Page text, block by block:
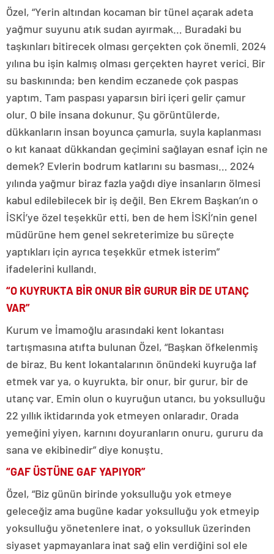
Özel, “Yerin altından kocaman bir tünel açarak adeta
yağmur suyunu atık sudan ayırmak… Buradaki bu
taşkınları bitirecek olması gerçekten çok önemli. 2024
yılına bu işin kalmış olması gerçekten hayret verici. Bir
su baskınında; ben kendim eczanede çok paspas
yaptım. Tam paspası yaparsın biri içeri gelir çamur
olur. O bile insana dokunur. Şu görüntülerde,
dükkanların insan boyunca çamurla, suyla kaplanması
o kıt kanaat dükkandan geçimini sağlayan esnaf için ne
demek? Evlerin bodrum katlarını su basması… 2024
yılında yağmur biraz fazla yağdı diye insanların ölmesi
kabul edilebilecek bir iş değil. Ben Ekrem Başkan’ın o
İSKİ’ye özel teşekkür etti, ben de hem İSKİ’nin genel
müdürüne hem genel sekreterimize bu süreçte
yaptıkları için ayrıca teşekkür etmek isterim”
ifadelerini kullandı.
“O KUYRUKTA BİR ONUR BİR GURUR BİR DE UTANÇ
VAR”
Kurum ve İmamoğlu arasındaki kent lokantası
tartışmasına atıfta bulunan Özel, “Başkan öfkelenmiş
de biraz. Bu kent lokantalarının önündeki kuyruğa laf
etmek var ya, o kuyrukta, bir onur, bir gurur, bir de
utanç var. Emin olun o kuyruğun utancı, bu yoksulluğu
22 yıllık iktidarında yok etmeyen onlaradır. Orada
yemeğini yiyen, karnını doyuranların onuru, gururu da
sana ve ekibinedir” diye konuştu.
“GAF ÜSTÜNE GAF YAPIYOR”
Özel, “Biz günün birinde yoksulluğu yok etmeye
geleceğiz ama bugüne kadar yoksulluğu yok etmeyip
yoksulluğu yönetenlere inat, o yoksulluk üzerinden
siyaset yapmayanlara inat sağ elin verdiğini sol ele